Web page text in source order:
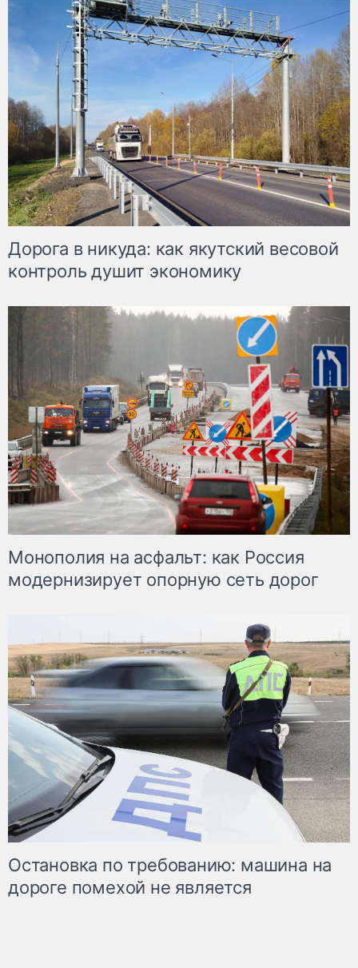
Дорога в никуда: как якутский весовой
контроль душит экономику
Монополия на асфальт: как Россия
модернизирует опорную сеть дорог
Остановка по требованию: машина на
дороге помехой не является